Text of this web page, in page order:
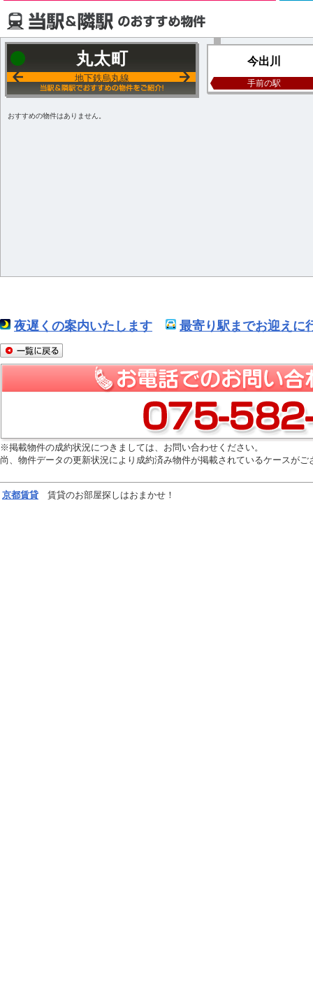
丸太町
地下鉄烏丸線
今出川
手前の駅
おすすめの物件はありません。
夜遅くの案内いたします 最寄り駅までお迎えに
※掲載物件の成約状況につきましては、お問い合わせください。
尚、物件データの更新状況により成約済み物件が掲載されているケースが
京都賃貸 賃貸のお部屋探しはおまかせ！